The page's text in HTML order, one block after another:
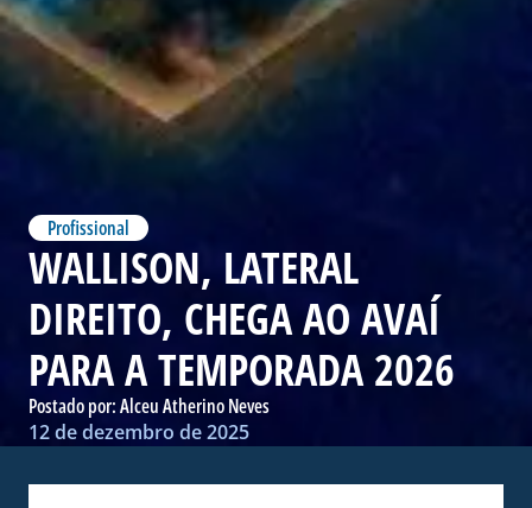
Profissional
WALLISON, LATERAL
DIREITO, CHEGA AO AVAÍ
PARA A TEMPORADA 2026
Postado por:Alceu Atherino Neves
12 de dezembro de 2025